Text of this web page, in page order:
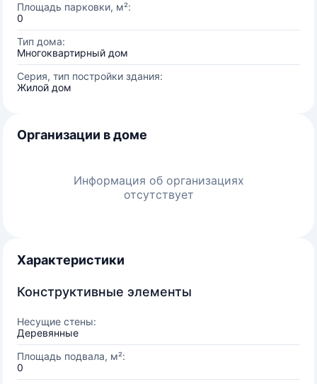
Площадь парковки, м²:
0
Тип дома:
Многоквартирный дом
Серия, тип постройки здания:
Жилой дом
Организации в доме
Информация об организациях
отсутствует
Характеристики
Конструктивные элементы
Несущие стены:
Деревянные
Площадь подвала, м²:
0